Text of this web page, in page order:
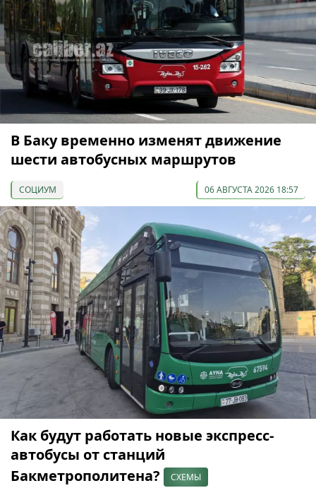
В Баку временно изменят движение
шести автобусных маршрутов
СОЦИУМ 06 АВГУСТА 2026 18:57
Как будут работать новые экспресс-
автобусы от станций
Бакметрополитена?
СХЕМЫ